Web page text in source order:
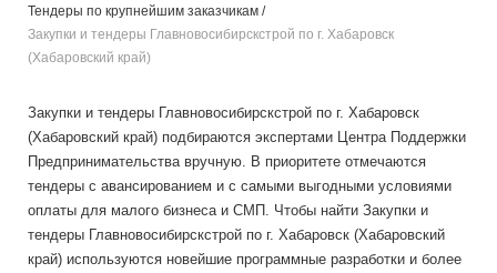
Тендеры по крупнейшим заказчикам
Закупки и тендеры Главновосибирскстрой по г. Хабаровск
(Хабаровский край)
Закупки и тендеры Главновосибирскстрой по г. Хабаровск
(Хабаровский край) подбираются экспертами Центра Поддержки
Предпринимательства вручную. В приоритете отмечаются
тендеры с авансированием и с самыми выгодными условиями
оплаты для малого бизнеса и СМП. Чтобы найти Закупки и
тендеры Главновосибирскстрой по г. Хабаровск (Хабаровский
край) используются новейшие программные разработки и более